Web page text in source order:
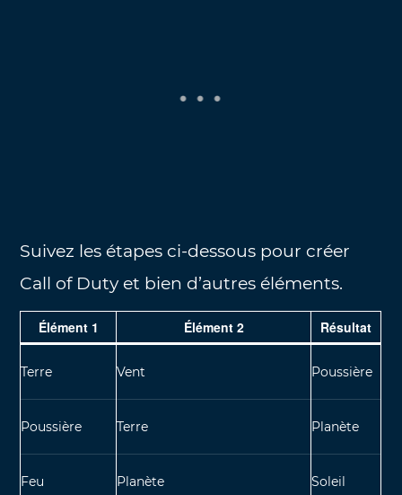
Suivez les étapes ci-dessous pour créer
Call of Duty et bien d’autres éléments.
Élément 1 Élément 2 Résultat
Terre Vent Poussière
Poussière Terre Planète
Feu Planète Soleil